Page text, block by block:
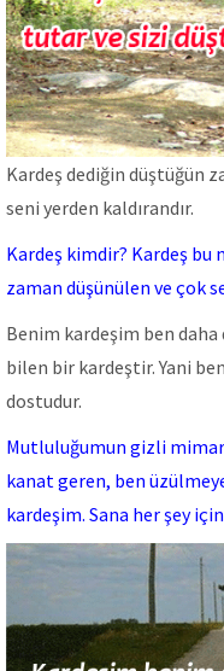
Kardeş dediğin düştüğün
seni yerden kaldırandır.
Kardeş kimdir? Kardeş bu
zaman düşünülen ve çok
Benim kardeşim ben
bilen bir kardeştir. Yani
dostudur.
Mutluluğumun gizli
kanat geren, ben
kardeşim. Sana her şey